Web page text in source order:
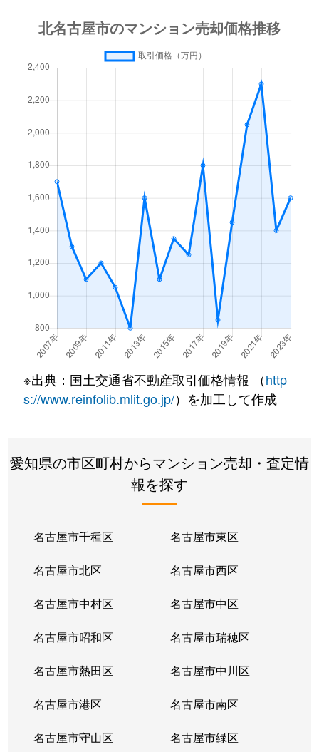
※出典：国土交通省不動産取引価格情報 （http
s://www.reinfolib.mlit.go.jp/）を加工して作成
愛知県の市区町村からマンション売却・査定情
報を探す
名古屋市千種区 名古屋市東区
名古屋市北区 名古屋市西区
名古屋市中村区 名古屋市中区
名古屋市昭和区 名古屋市瑞穂区
名古屋市熱田区 名古屋市中川区
名古屋市港区 名古屋市南区
名古屋市守山区 名古屋市緑区